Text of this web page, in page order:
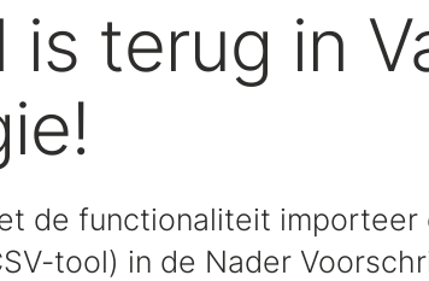
is terug in
de functionaliteit importeer
tool) in de Nader